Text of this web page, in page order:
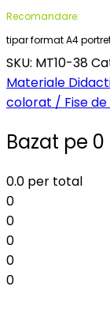
Recomandare:
tipar format A4
SKU: MT10-38
Materiale
colorat / Fise de
Bazat pe
0.0 per total
0
0
0
0
0